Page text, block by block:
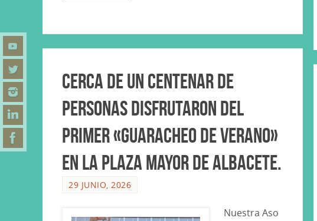
Cerca de un centenar de
personas disfrutaron del
primer «Guaracheo de Verano»
en la Plaza Mayor de Albacete.
29 JUNIO, 2026
Nuestra Aso